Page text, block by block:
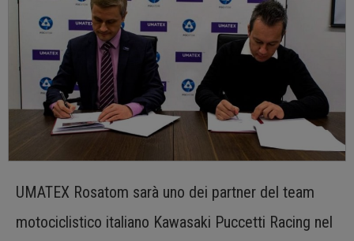
UMATEX Rosatom sarà uno dei partner del team
motociclistico italiano Kawasaki Puccetti Racing nel